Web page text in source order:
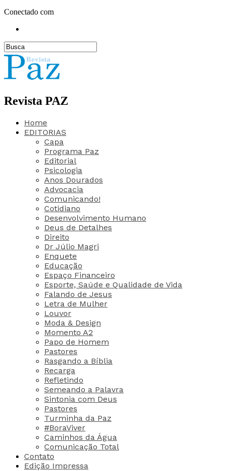
Conectado com
Revista PAZ
Home
EDITORIAS
Capa
Programa Paz
Editorial
Psicologia
Anos Dourados
Advocacia
Comunicando!
Cotidiano
Desenvolvimento Humano
Deus de Detalhes
Direito
Dr Júlio Magri
Enquete
Educação
Espaço Financeiro
Esporte, Saúde e Qualidade de Vida
Falando de Jesus
Letra de Mulher
Louvor
Moda & Design
Momento A2
Papo de Homem
Pastores
Rasgando a Bíblia
Recarga
Refletindo
Semeando a Palavra
Sintonia com Deus
Pastores
Turminha da Paz
#BoraViver
Caminhos da Água
Comunicação Total
Contato
Edição Impressa